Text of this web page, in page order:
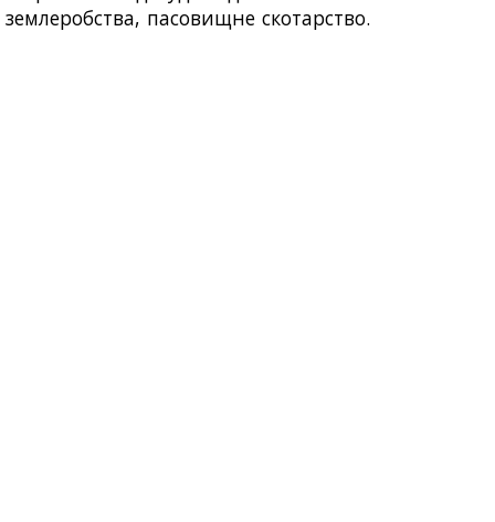
землеробства, пасовищне скотарство.